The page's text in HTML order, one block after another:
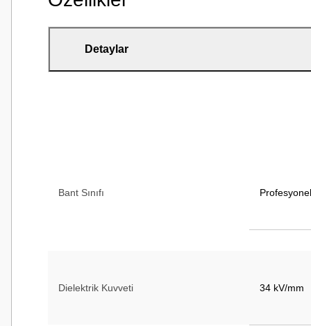
Detaylar
Bant Sınıfı Profesyonel
Dielektrik Kuvveti 34 kV/mm